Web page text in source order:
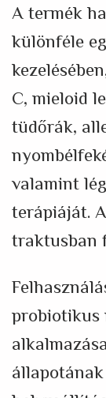
A termék
különféle
C, mieloid
tüdőrák,
valamint
terápiáját.
traktusban
probiotikus